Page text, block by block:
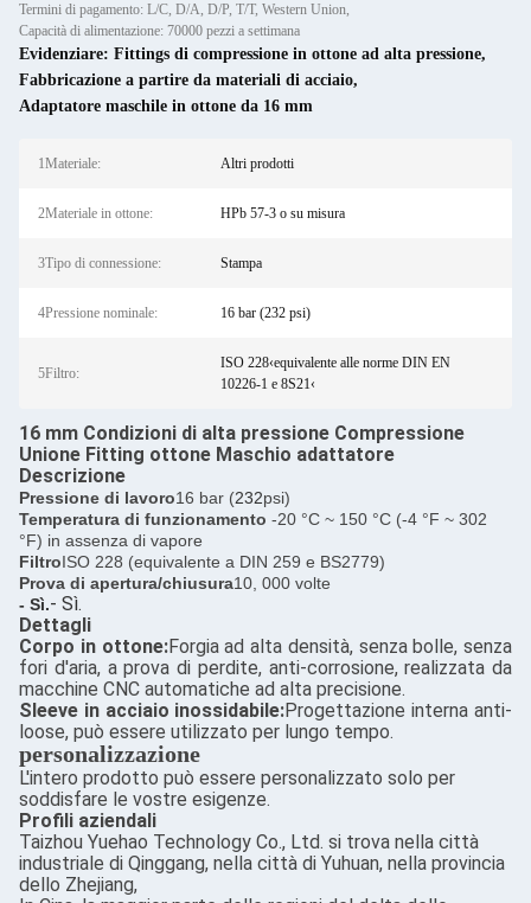
Termini di pagamento: L/C, D/A, D/P, T/T, Western Union,
Capacità di alimentazione: 70000 pezzi a settimana
Evidenziare: Fittings di compressione in ottone ad alta pressione,
Fabbricazione a partire da materiali di acciaio,
Adaptatore maschile in ottone da 16 mm
1Materiale: Altri prodotti
2Materiale in ottone: HPb 57-3 o su misura
3Tipo di connessione: Stampa
4Pressione nominale: 16 bar (232 psi)
5Filtro:
ISO 228‹equivalente alle norme DIN EN
10226-1 e 8S21‹
16 mm Condizioni di alta pressione Compressione
Unione Fitting ottone Maschio adattatore
Descrizione
Pressione di lavoro16 bar (232psi)
Temperatura di funzionamento -20 °C ~ 150 °C (-4 °F ~ 302
°F) in assenza di vapore
FiltroISO 228 (equivalente a DIN 259 e BS2779)
Prova di apertura/chiusura10, 000 volte
- Sì.- Sì.
Dettagli
Corpo in ottone:Forgia ad alta densità, senza bolle, senza
fori d'aria, a prova di perdite, anti-corrosione, realizzata da
macchine CNC automatiche ad alta precisione.
Sleeve in acciaio inossidabile:Progettazione interna anti-
loose, può essere utilizzato per lungo tempo.
personalizzazione
L'intero prodotto può essere personalizzato solo per
soddisfare le vostre esigenze.
Profili aziendali
Taizhou Yuehao Technology Co., Ltd. si trova nella città
industriale di Qinggang, nella città di Yuhuan, nella provincia
dello Zhejiang,